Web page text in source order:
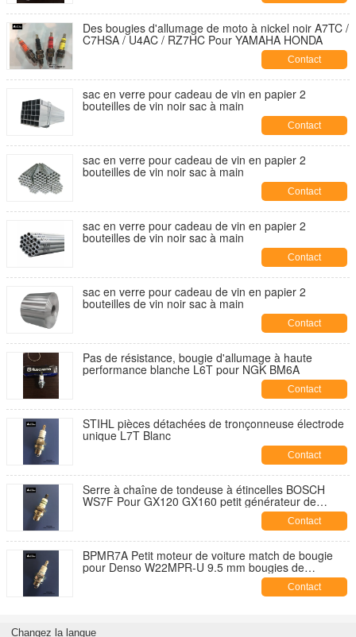
Des bougies d'allumage de moto à nickel noir A7TC /
C7HSA / U4AC / RZ7HC Pour YAMAHA HONDA
Contact
sac en verre pour cadeau de vin en papier 2
bouteilles de vin noir sac à main
Contact
sac en verre pour cadeau de vin en papier 2
bouteilles de vin noir sac à main
Contact
sac en verre pour cadeau de vin en papier 2
bouteilles de vin noir sac à main
Contact
sac en verre pour cadeau de vin en papier 2
bouteilles de vin noir sac à main
Contact
Pas de résistance, bougie d'allumage à haute
performance blanche L6T pour NGK BM6A
Contact
STIHL pièces détachées de tronçonneuse électrode
unique L7T Blanc
Contact
Serre à chaîne de tondeuse à étincelles BOSCH
WS7F Pour GX120 GX160 petit générateur de
Contact
BPMR7A Petit moteur de voiture match de bougie
pour Denso W22MPR-U 9.5 mm bougies de
Contact
Changez la langue